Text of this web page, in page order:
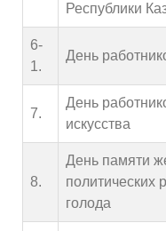
Республики
6-
1.
День
7.
День
искусства
8.
День памяти
политических
голода